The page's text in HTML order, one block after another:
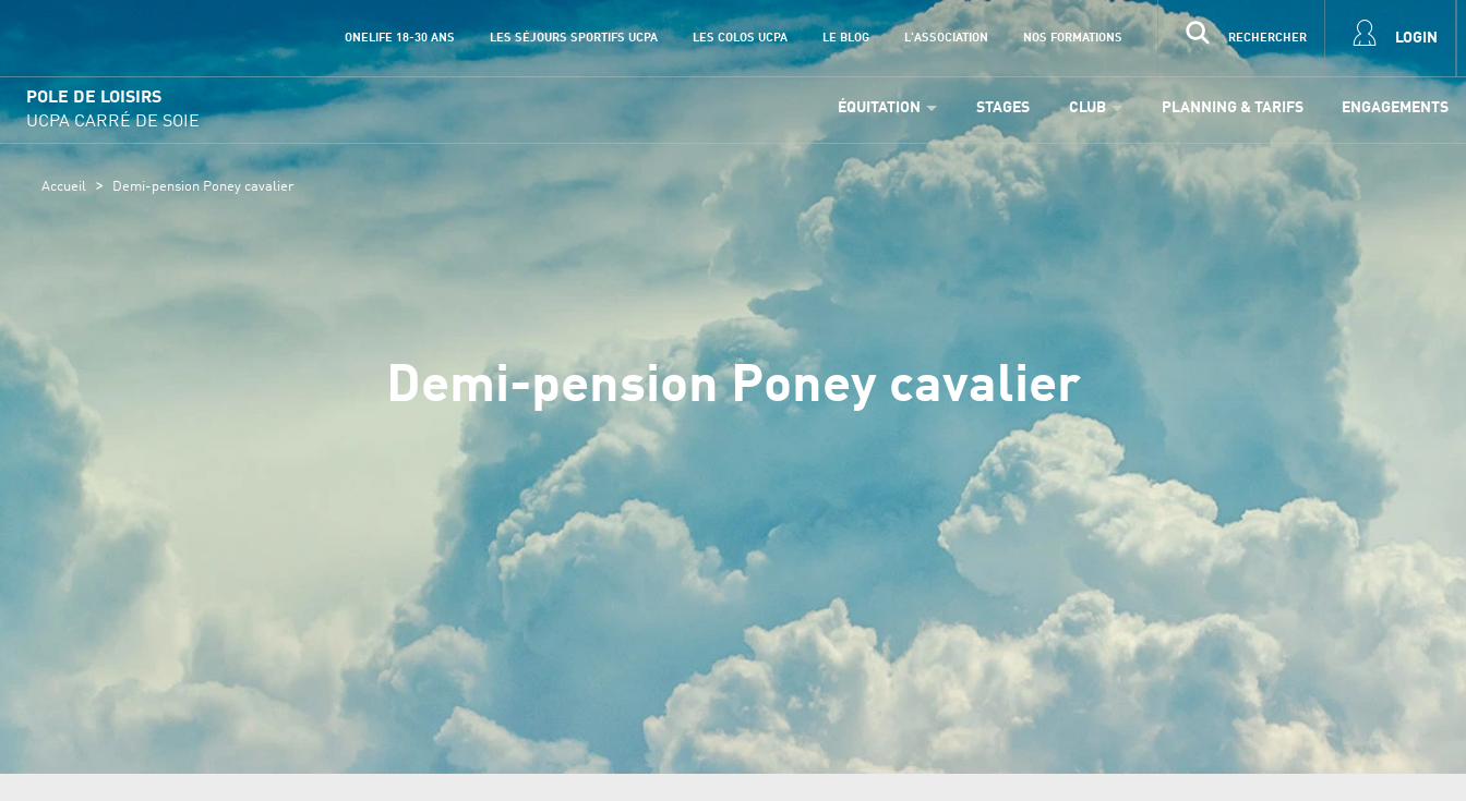
ONELIFE 18-30 ANS LES SÉJOURS SPORTIFS UCPA LES COLOS UCPA LE BLOG L'ASSOCIATION NOS FORMATIONS RECHERCHER LOGIN
POLE DE LOISIRS
UCPA CARRÉ DE SOIE
ÉQUITATION STAGES CLUB PLANNING & TARIFS ENGAGEMENTS
Accueil > Demi-pension Poney cavalier
Demi-pension Poney cavalier